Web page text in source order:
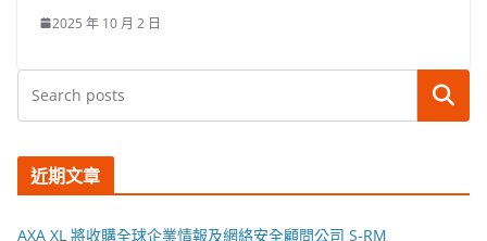
2025 年 10 月 2 日
搜尋
近期文章
AXA XL 將收購全球企業情報及網絡安全顧問公司 S-RM